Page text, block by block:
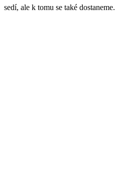
sedí, ale k tomu se také dostaneme.